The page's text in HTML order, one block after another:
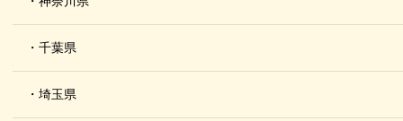
・千葉県
・埼玉県